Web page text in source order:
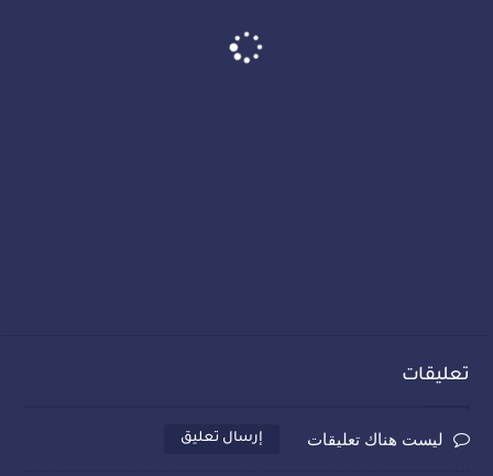
تعليقات
ليست هناك تعليقات إرسال تعليق